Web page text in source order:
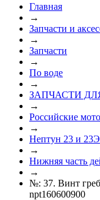
Главная
→
Запчасти и
→
Запчасти
→
По воде
→
ЗАПЧАСТИ
→
Российские
→
Нептун 23 и 23Э
→
Нижняя часть
→
№: 37. Винт
npt160600900